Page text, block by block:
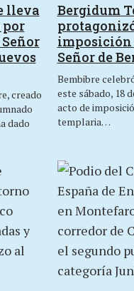
lleva
creado
dado
Bergidum
imposición
Señor de
Bembibre
este sábado, 18
acto de
templaria…